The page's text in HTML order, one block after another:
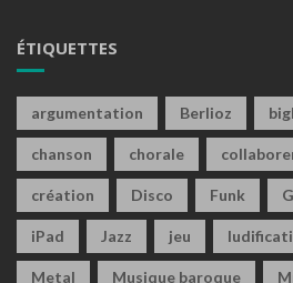
ÉTIQUETTES
argumentation Berlioz
chanson chorale
création Disco Funk
iPad Jazz jeu
Metal Musique baroque